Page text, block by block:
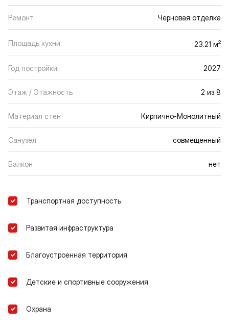
Ремонт Черновая отделка
Площадь кухни 23.21 м2
Год постройки 2027
Этаж / Этажность 2 из 8
Материал стен Кирпично-Монолитный
Санузел совмещенный
Балкон нет
Транспортная доступность
Развитая инфраструктура
Благоустроенная территория
Детские и спортивные сооружения
Охрана